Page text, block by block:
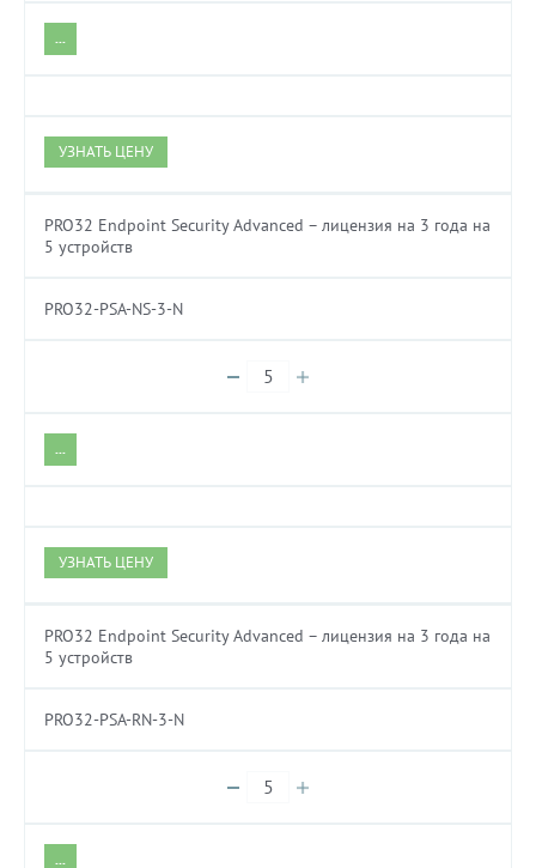
УЗНАТЬ ЦЕНУ
PRO32 Endpoint Security Advanced – лицензия на 3 года на
5 устройств
PRO32-PSA-NS-3-N
УЗНАТЬ ЦЕНУ
PRO32 Endpoint Security Advanced – лицензия на 3 года на
5 устройств
PRO32-PSA-RN-3-N